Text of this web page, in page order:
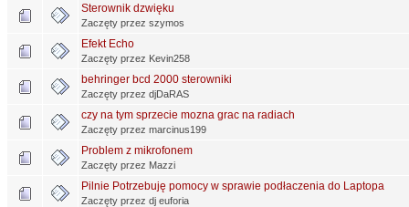
Sterownik dzwięku
Zaczęty przez szymos
Efekt Echo
Zaczęty przez Kevin258
behringer bcd 2000 sterowniki
Zaczęty przez djDaRAS
czy na tym sprzecie mozna grac na radiach
Zaczęty przez marcinus199
Problem z mikrofonem
Zaczęty przez Mazzi
Pilnie Potrzebuję pomocy w sprawie podłaczenia do Laptopa
Zaczęty przez dj euforia